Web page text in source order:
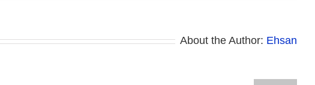
About the Author: Ehsan